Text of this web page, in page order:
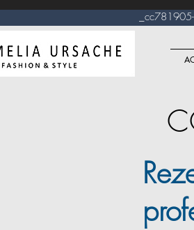
_cc781905-